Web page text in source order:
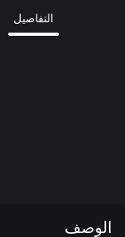
التفاصيل
الوصف